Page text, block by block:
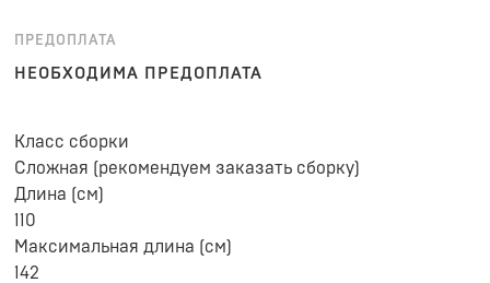
ПРЕДОПЛАТА
НЕОБХОДИМА ПРЕДОПЛАТА
Класс сборки
Сложная (рекомендуем заказать сборку)
Длина (см)
110
Максимальная длина (см)
142